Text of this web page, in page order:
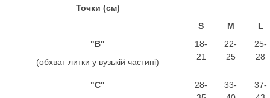
Точки (см)
S
M
L
"B"
(обхват литки у вузькій частині)
18-
21
22-
25
25-
28
"C"
28-
33-
37-